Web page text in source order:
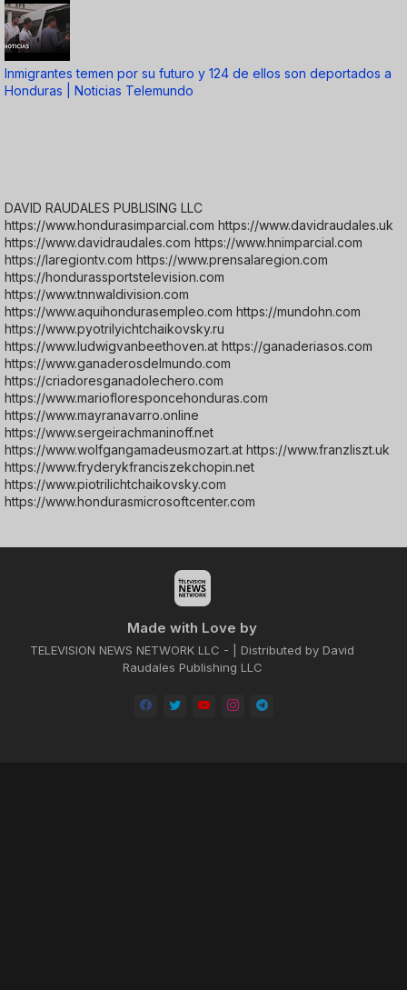
Inmigrantes temen por su futuro y 124 de ellos son deportados a
Honduras | Noticias Telemundo
DAVID RAUDALES PUBLISING LLC
https://www.hondurasimparcial.com https://www.davidraudales.uk
https://www.davidraudales.com https://www.hnimparcial.com
https://laregiontv.com https://www.prensalaregion.com
https://hondurassportstelevision.com
https://www.tnnwaldivision.com
https://www.aquihondurasempleo.com https://mundohn.com
https://www.pyotrilyichtchaikovsky.ru
https://www.ludwigvanbeethoven.at https://ganaderiasos.com
https://www.ganaderosdelmundo.com
https://criadoresganadolechero.com
https://www.mariofloresponcehonduras.com
https://www.mayranavarro.online
https://www.sergeirachmaninoff.net
https://www.wolfgangamadeusmozart.at https://www.franzliszt.uk
https://www.fryderykfranciszekchopin.net
https://www.piotrilichtchaikovsky.com
https://www.hondurasmicrosoftcenter.com
Made with Love by
TELEVISION NEWS NETWORK LLC - | Distributed by David
Raudales Publishing LLC